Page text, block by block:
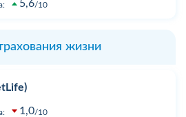
5,6 10
жизни
1,0 10